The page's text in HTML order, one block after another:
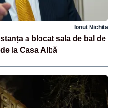
Ionuț Nichita
a blocat sala de bal de
la Casa Albă